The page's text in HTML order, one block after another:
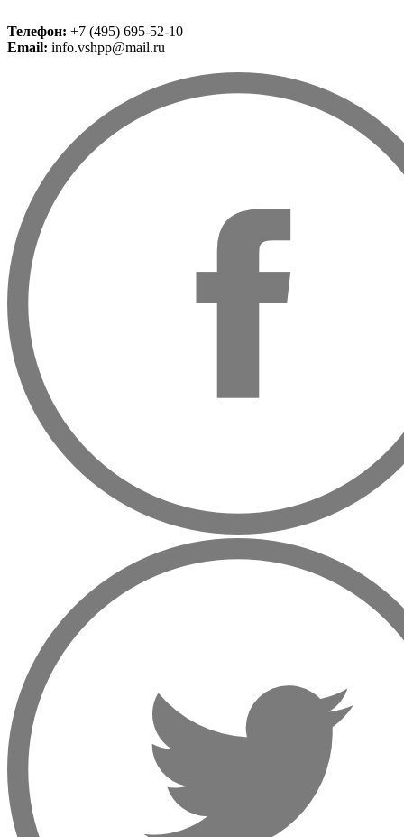
Телефон: +7 (495) 695-52-10
Email: info.vshpp@mail.ru